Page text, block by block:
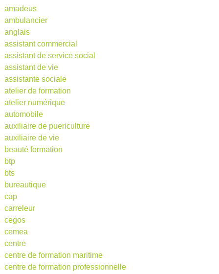
amadeus
ambulancier
anglais
assistant commercial
assistant de service social
assistant de vie
assistante sociale
atelier de formation
atelier numérique
automobile
auxiliaire de puericulture
auxiliaire de vie
beauté formation
btp
bts
bureautique
cap
carreleur
cegos
cemea
centre
centre de formation maritime
centre de formation professionnelle